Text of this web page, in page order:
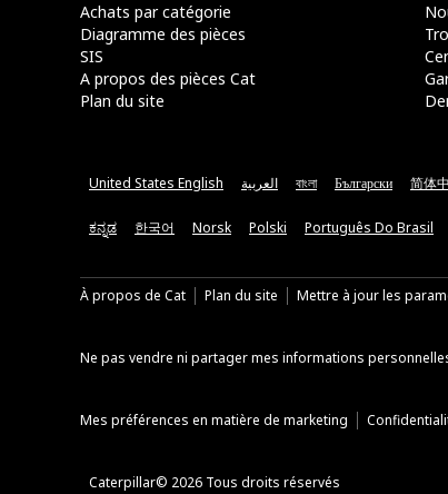
Achats par catégorie
Diagramme des pièces
SIS
A propos des pièces Cat
Plan du site
United States English العربية বাংলা Български 简体
ಕನ್ನಡ 한국어 Norsk Polski Português Do Brasil
À propos de Cat Plan du site Mettre à jour les
Ne pas vendre ni partager mes informations
Mes préférences en matière de marketing
Caterpillar© 2026 Tous droits réservés